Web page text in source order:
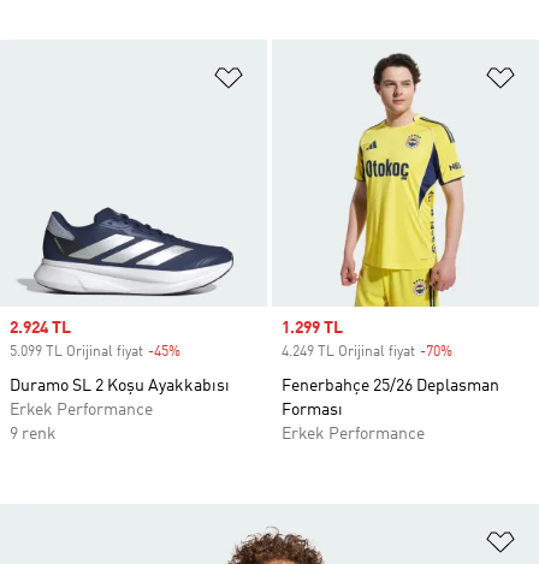
Favori Listesine Ekle
Sale price
2.924 TL
5.099 TL Orijinal fiyat -45%
Duramo SL 2 Koşu Ayakkabısı
Erkek Performance
9 renk
Sale price
1.299 TL
4.249 TL Orijinal fiyat -70%
Fenerbahçe 25/26 Deplasman
Forması
Erkek Performance